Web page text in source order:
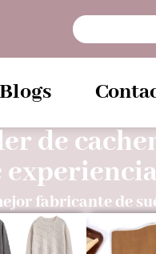
Blogs
de
fabricante de